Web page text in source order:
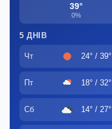
39°
0%
5 ДНІВ
Чт 24° / 39°
Пт 18° / 32°
Сб 14° / 27°